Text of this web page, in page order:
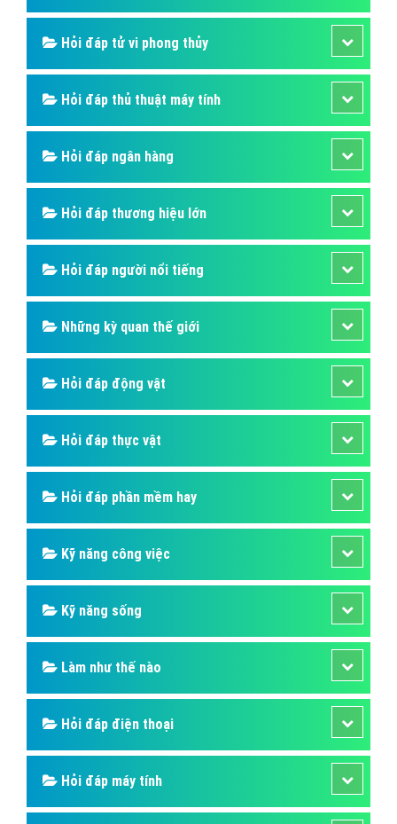
Hỏi đáp tử vi phong thủy
Hỏi đáp thủ thuật máy tính
Hỏi đáp ngân hàng
Hỏi đáp thương hiệu lớn
Hỏi đáp người nổi tiếng
Những kỳ quan thế giới
Hỏi đáp động vật
Hỏi đáp thực vật
Hỏi đáp phần mềm hay
Kỹ năng công việc
Kỹ năng sống
Làm như thế nào
Hỏi đáp điện thoại
Hỏi đáp máy tính